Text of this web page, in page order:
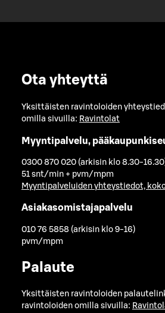
Ota yhteyttä
Yksittäisten ravintoloiden
omilla sivuilla: Ravintolat
Myyntipalvelu,
0300 870 020 (arkisin klo 8.30-
51 snt/min + pvm/mpm
Myyntipalveluiden yhteystiedot,
Asiakasomistajapalvelu
010 76 5858 (arkisin klo 9-16)
pvm/mpm
Palaute
Yksittäisten ravintoloiden
ravintoloiden omilla sivuilla: